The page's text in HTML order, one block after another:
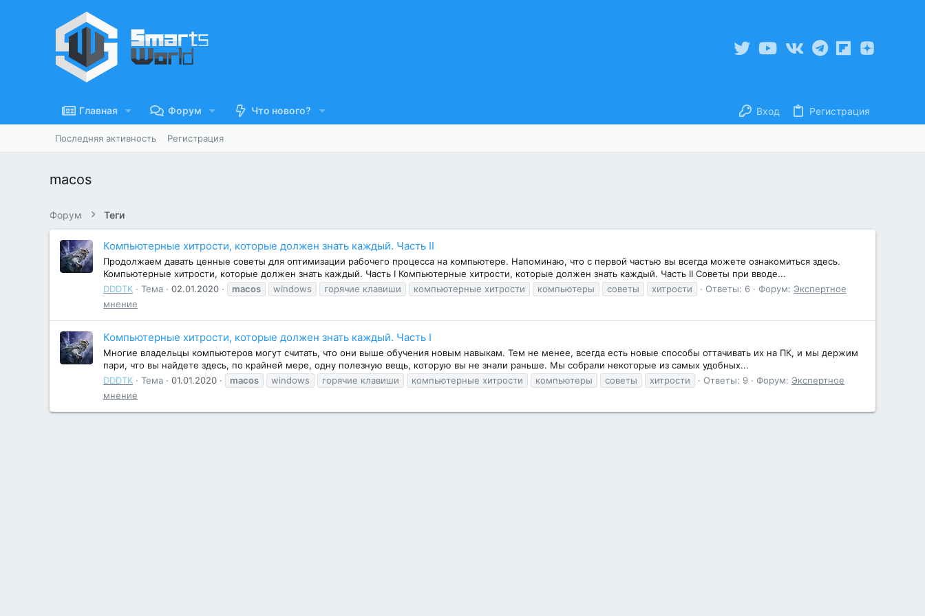
Главная Форум Что нового? Вход Регистрация
Последняя активность Регистрация
macos
Форум Теги
Компьютерные хитрости, которые должен знать каждый. Часть II
Продолжаем давать ценные советы для оптимизации рабочего процесса на компьютере. Напоминаю, что с первой частью вы всегда можете ознакомиться здесь.
Компьютерные хитрости, которые должен знать каждый. Часть I Компьютерные хитрости, которые должен знать каждый. Часть II Советы при вводе...
DDDTK
Тема 02.01.2020 macos windows горячие клавиши компьютерные хитрости компьютеры советы хитрости Ответы: 6 Форум: Экспертное
мнение
Компьютерные хитрости, которые должен знать каждый. Часть I
Многие владельцы компьютеров могут считать, что они выше обучения новым навыкам. Тем не менее, всегда есть новые способы оттачивать их на ПК, и мы держим
пари, что вы найдете здесь, по крайней мере, одну полезную вещь, которую вы не знали раньше. Мы собрали некоторые из самых удобных...
DDDTK
Тема 01.01.2020 macos windows горячие клавиши компьютерные хитрости компьютеры советы хитрости Ответы: 9 Форум: Экспертное
мнение